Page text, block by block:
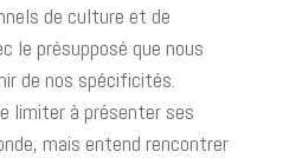
de culture et de
le présupposé que nous
de nos spécificités.
limiter à présenter ses
mais entend rencontrer